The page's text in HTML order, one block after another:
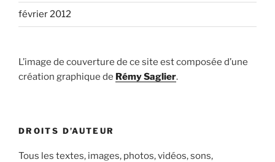
février 2012
L’image de couverture de ce site est composée d’une
création graphique de Rémy Saglier.
DROITS D’AUTEUR
Tous les textes, images, photos, vidéos, sons,